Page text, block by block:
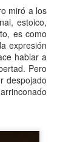
miró a los
estoico,
es como
expresión
hablar a
Pero
despojado
fuga fue una noche
que avanzaban
por tierra solo
nubes tapaban la luna.
iluminaba demasiado
la carretera de
de barro y de